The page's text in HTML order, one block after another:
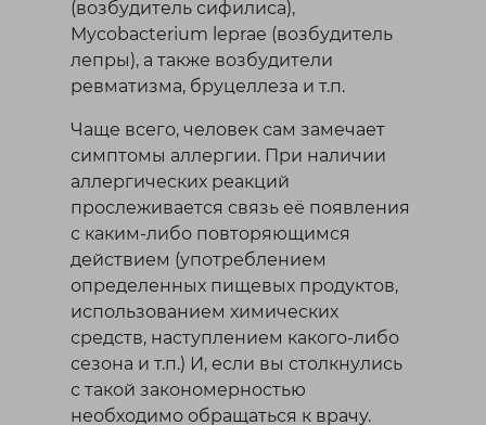
(возбудитель сифилиса),
Mycobacterium leprae (возбудитель
лепры), а также возбудители
ревматизма, бруцеллеза и т.п.
Чаще всего, человек сам замечает
симптомы аллергии. При наличии
аллергических реакций
прослеживается связь её появления
с каким-либо повторяющимся
действием (употреблением
определенных пищевых продуктов,
использованием химических
средств, наступлением какого-либо
сезона и т.п.) И, если вы столкнулись
с такой закономерностью
необходимо обращаться к врачу.